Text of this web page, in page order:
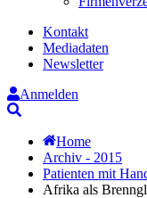
Kontakt
Mediadaten
Newsletter
Anmelden
Home
Archiv - 2015
Patienten mit
Afrika als